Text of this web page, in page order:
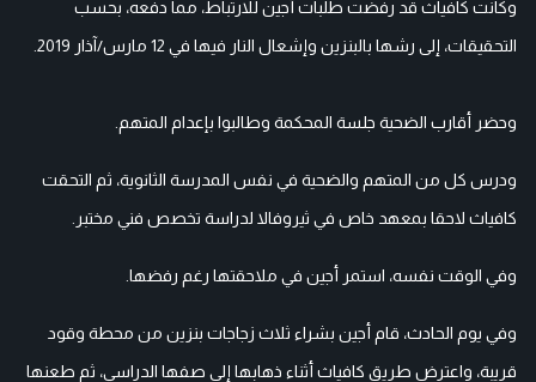
وكانت كافياث قد رفضت طلبات أجين للارتباط، مما دفعه، بحسب
التحقيقات، إلى رشها بالبنزين وإشعال النار فيها في 12 مارس/آذار 2019.
وحضر أقارب الضحية جلسة المحكمة وطالبوا بإعدام المتهم.
ودرس كل من المتهم والضحية في نفس المدرسة الثانوية، ثم التحقت
كافياث لاحقا بمعهد خاص في ثيروفالا لدراسة تخصص فني مختبر.
وفي الوقت نفسه، استمر أجين في ملاحقتها رغم رفضها.
وفي يوم الحادث، قام أجين بشراء ثلاث زجاجات بنزين من محطة وقود
قريبة، واعترض طريق كافياث أثناء ذهابها إلى صفها الدراسي، ثم طعنها